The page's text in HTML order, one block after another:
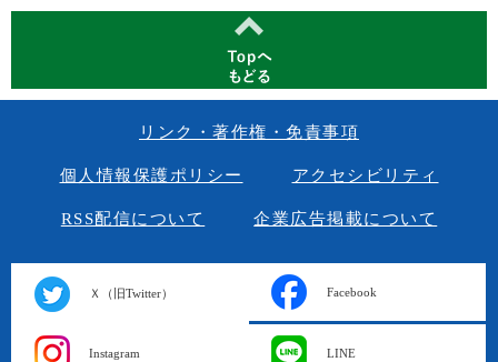
リンク・著作権・免責事項
個人情報保護ポリシー アクセシビリティ
RSS配信について 企業広告掲載について
Ｘ（旧Twitter） Facebook
Instagram LINE